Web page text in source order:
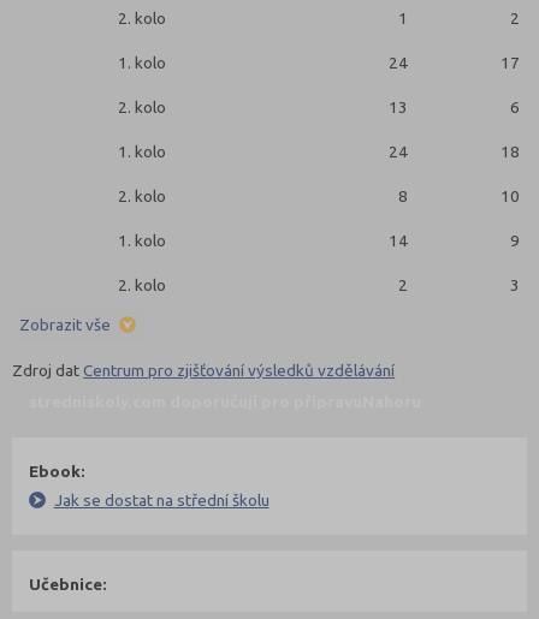
2. kolo 1 2
1. kolo 24 17
2. kolo 13 6
1. kolo 24 18
2. kolo 8 10
1. kolo 14 9
2. kolo 2 3
Zobrazit vše
Zdroj datCentrum pro zjišťování výsledků vzdělávání
Ebook:
Jak se dostat na střední školu
Učebnice: